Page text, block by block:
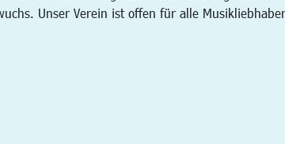
Unser Verein ist offen für alle